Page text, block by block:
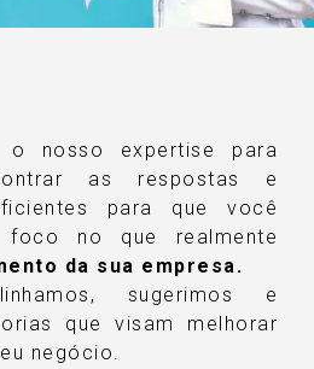
nosso expertise para
as respostas e
para que você
no que realmente
da sua empresa.
sugerimos e
que visam melhorar
negócio.